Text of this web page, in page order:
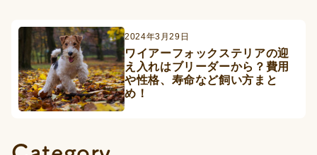
Blog
ペットフード事業
2024年3月29日
ワイアーフォックステリアの迎
え入れはブリーダーから？費用
や性格、寿命など飼い方まと
め！